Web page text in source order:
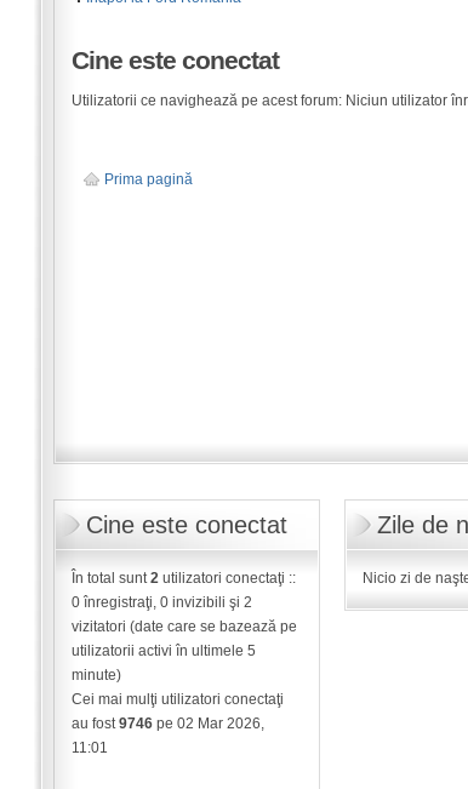
Cine este conectat
Utilizatorii ce navighează pe acest forum: Niciun utilizator
Prima pagină
Cine este conectat
În total sunt2utilizatori conectaţi ::
0 înregistraţi, 0 invizibili şi 2
vizitatori (date care se bazează pe
utilizatorii activi în ultimele 5
minute)
Cei mai mulţi utilizatori conectaţi
au fost9746pe 02 Mar 2026,
11:01
Zile de
Nicio zi de